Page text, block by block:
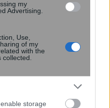
my
Advertising.
Use,
of my
with the
storage
μόνη
απώλειες